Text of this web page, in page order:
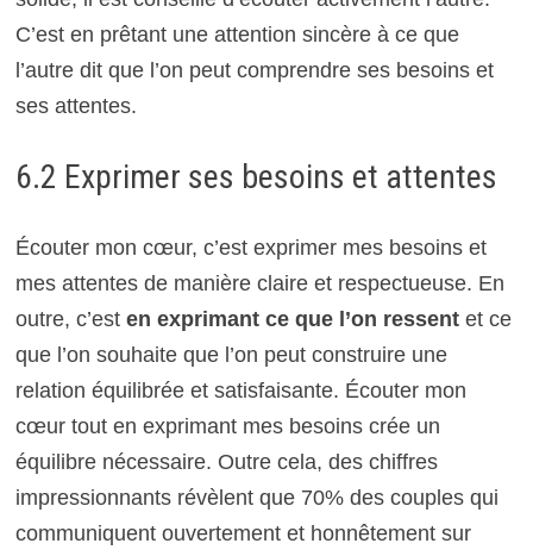
C’est en prêtant une attention sincère à ce que
l’autre dit que l’on peut comprendre ses besoins et
ses attentes.
6.2 Exprimer ses besoins et attentes
Écouter mon cœur, c’est exprimer mes besoins et
mes attentes de manière claire et respectueuse. En
outre, c’est en exprimant ce que l’on ressentet ce
que l’on souhaite que l’on peut construire une
relation équilibrée et satisfaisante. Écouter mon
cœur tout en exprimant mes besoins crée un
équilibre nécessaire. Outre cela, des chiffres
impressionnants révèlent que 70% des couples qui
communiquent ouvertement et honnêtement sur